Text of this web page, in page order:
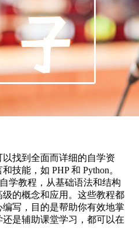
找到全面而详细的自学资
技能，如 PHP 和 Python。
学教程，从基础语法和结构
的概念和应用。这些教程都
写，目的是帮助你有效地掌
是辅助课堂学习，都可以在